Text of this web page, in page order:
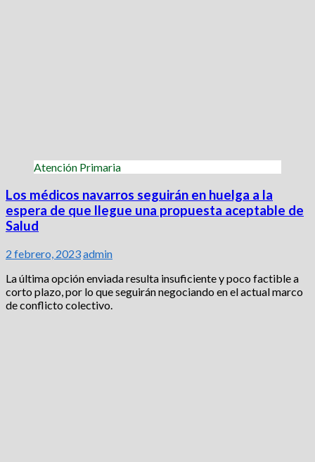
Atención Primaria
Los médicos navarros seguirán en huelga a la
espera de que llegue una propuesta aceptable de
Salud
2 febrero, 2023admin
La última opción enviada resulta insuficiente y poco factible a
corto plazo, por lo que seguirán negociando en el actual marco
de conflicto colectivo.